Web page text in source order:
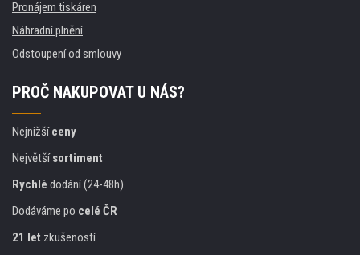
Pronájem tiskáren
Náhradní plnění
Odstoupení od smlouvy
PROČ NAKUPOVAT U NÁS?
Nejnižšíceny
Největšísortiment
Rychlé dodání (24-48h)
Dodáváme po celé ČR
21 let zkušeností